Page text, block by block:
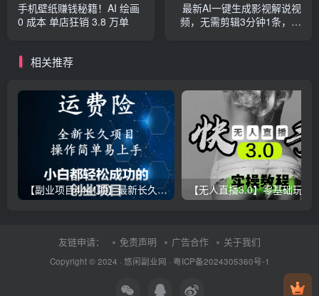
手机壁纸赚钱秘籍！AI 绘画
0 成本 单店狂销 3.8 万单
最新AI一键生成影视解说视
频，无需剪辑3分钟1条，条
相关推荐
【副业项目4441期】最新长久稳定暴利项目，运费险全新玩法，日赚1000（包含详细教程，全程指导）
友链申请： 免责声明 广告合作 关于我们
Copyright © 2024 · 悠闲副业网 · 粤ICP备2024305360号-1